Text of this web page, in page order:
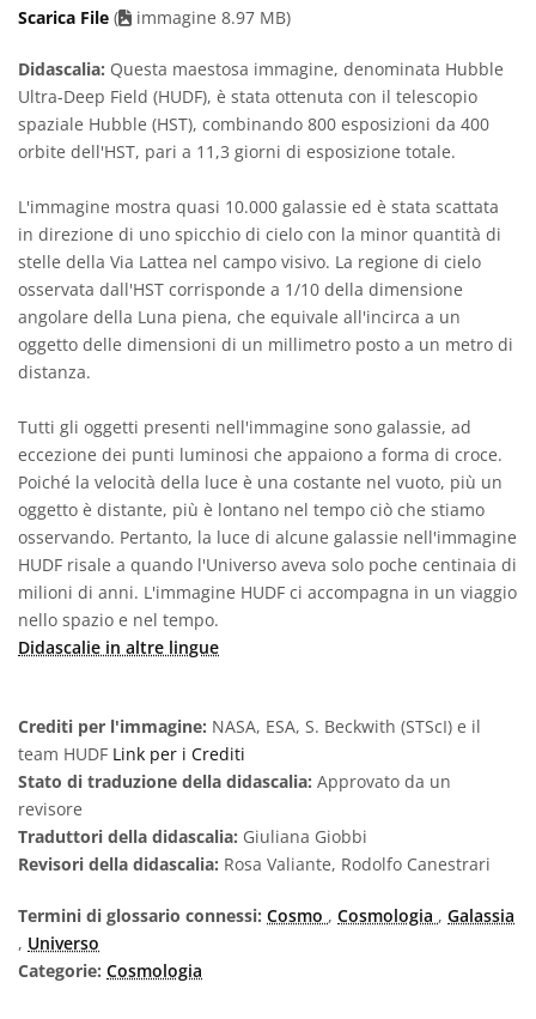
Scarica File ( immagine 8.97 MB)
Didascalia: Questa maestosa immagine, denominata Hubble
Ultra-Deep Field (HUDF), è stata ottenuta con il telescopio
spaziale Hubble (HST), combinando 800 esposizioni da 400
orbite dell'HST, pari a 11,3 giorni di esposizione totale.
L'immagine mostra quasi 10.000 galassie ed è stata scattata
in direzione di uno spicchio di cielo con la minor quantità di
stelle della Via Lattea nel campo visivo. La regione di cielo
osservata dall'HST corrisponde a 1/10 della dimensione
angolare della Luna piena, che equivale all'incirca a un
oggetto delle dimensioni di un millimetro posto a un metro di
distanza.
Tutti gli oggetti presenti nell'immagine sono galassie, ad
eccezione dei punti luminosi che appaiono a forma di croce.
Poiché la velocità della luce è una costante nel vuoto, più un
oggetto è distante, più è lontano nel tempo ciò che stiamo
osservando. Pertanto, la luce di alcune galassie nell'immagine
HUDF risale a quando l'Universo aveva solo poche centinaia di
milioni di anni. L'immagine HUDF ci accompagna in un viaggio
nello spazio e nel tempo.
Didascalie in altre lingue
Crediti per l'immagine: NASA, ESA, S. Beckwith (STScI) e il
team HUDF Link per i Crediti
Stato di traduzione della didascalia: Approvato da un
revisore
Traduttori della didascalia: Giuliana Giobbi
Revisori della didascalia: Rosa Valiante, Rodolfo Canestrari
Termini di glossario connessi: Cosmo , Cosmologia , Galassia
, Universo
Categorie: Cosmologia